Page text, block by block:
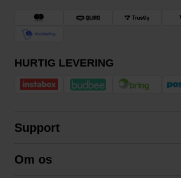
HURTIG LEVERING
Support
Om os